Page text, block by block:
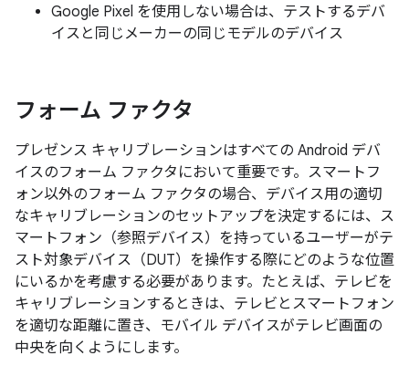
Google Pixel を使用しない場合は、テストするデバ
イスと同じメーカーの同じモデルのデバイス
フォーム ファクタ
プレゼンス キャリブレーションはすべての Android デバ
イスのフォーム ファクタにおいて重要です。スマートフ
ォン以外のフォーム ファクタの場合、デバイス用の適切
なキャリブレーションのセットアップを決定するには、ス
マートフォン（参照デバイス）を持っているユーザーがテ
スト対象デバイス（DUT）を操作する際にどのような位置
にいるかを考慮する必要があります。たとえば、テレビを
キャリブレーションするときは、テレビとスマートフォン
を適切な距離に置き、モバイル デバイスがテレビ画面の
中央を向くようにします。